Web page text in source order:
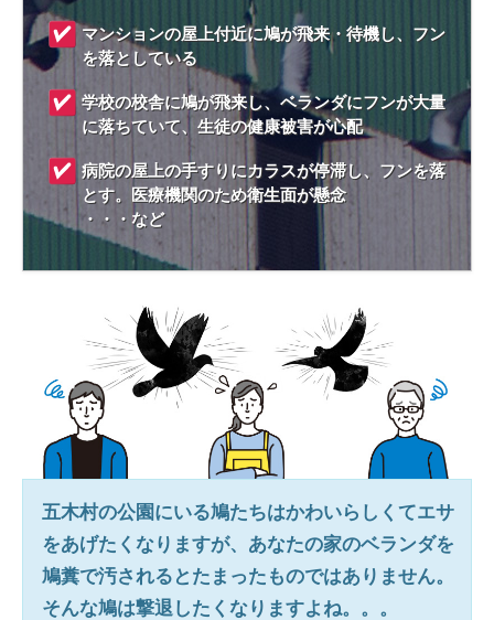
マンションの屋上付近に鳩が飛来・待機し、フン
を落としている
学校の校舎に鳩が飛来し、ベランダにフンが大量
に落ちていて、生徒の健康被害が心配
病院の屋上の手すりにカラスが停滞し、フンを落
とす。医療機関のため衛生面が懸念
・・・など
五木村の公園にいる鳩たちはかわいらしくてエサ
をあげたくなりますが、あなたの家のベランダを
鳩糞で汚されるとたまったものではありません。
そんな鳩は撃退したくなりますよね。。。